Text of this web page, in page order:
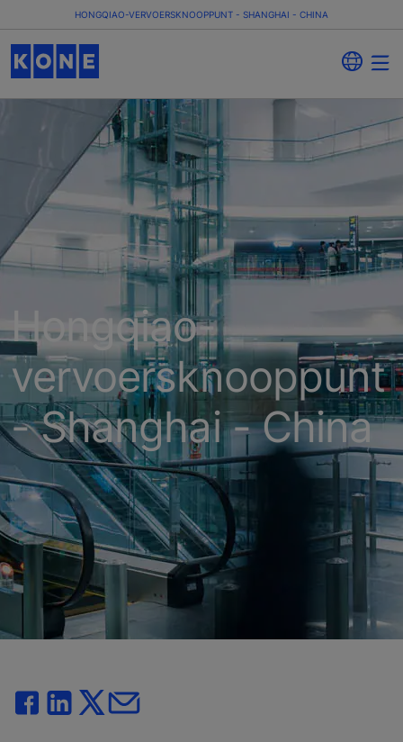
HONGQIAO-VERVOERSKNOOPPUNT - SHANGHAI - CHINA
Hongqiao-
vervoersknooppunt
- Shanghai - China